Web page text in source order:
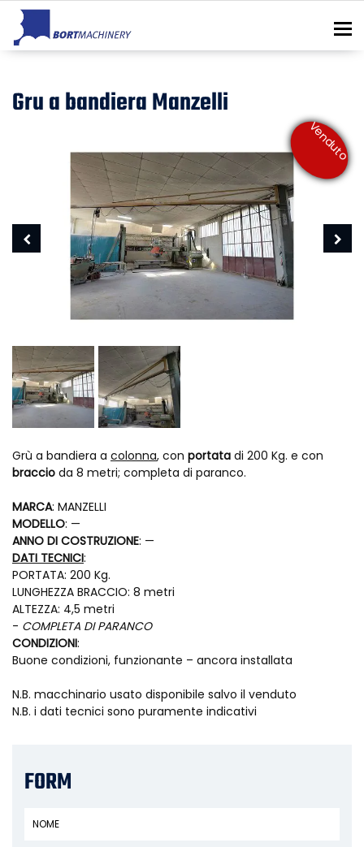
Gru a bandiera Manzelli
Venduto
Grù a bandiera a colonna, con portata di 200 Kg. e con
braccio da 8 metri; completa di paranco.
MARCA: MANZELLI
MODELLO: —
ANNO DI COSTRUZIONE: —
DATI TECNICI:
PORTATA: 200 Kg.
LUNGHEZZA BRACCIO: 8 metri
ALTEZZA: 4,5 metri
- COMPLETA DI PARANCO
CONDIZIONI:
Buone condizioni, funzionante – ancora installata
N.B. macchinario usato disponibile salvo il venduto
N.B. i dati tecnici sono puramente indicativi
FORM